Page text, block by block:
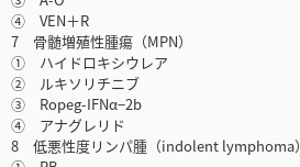
④ VEN＋R
7 骨髄増殖性腫瘍（MPN）
① ハイドロキシウレア
② ルキソリチニブ
③ Ropeg-IFNα−2b
④ アナグレリド
8 低悪性度リンパ腫（indolent lymphoma）